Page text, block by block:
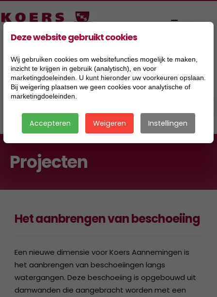
Projecten
Het aanbrengen van beschoeiing
Een nieuwe dimensie voor Koers Aannemingen is
het aanbrengen van beschoeiingen langs
watergangen. Deze beschoeiing is opgebouwd uit
damwanden die aangebracht worden met een
Deze website gebruikt cookies
Wij gebruiken cookies om websitefuncties mogelijk te maken,
inzicht te krijgen in gebruik (analytisch), en voor
marketingdoeleinden. U kunt hieronder uw voorkeuren opslaan.
Bij weigering plaatsen we geen cookies voor analytische of
marketingdoeleinden.
Accepteren Weigeren Instellingen